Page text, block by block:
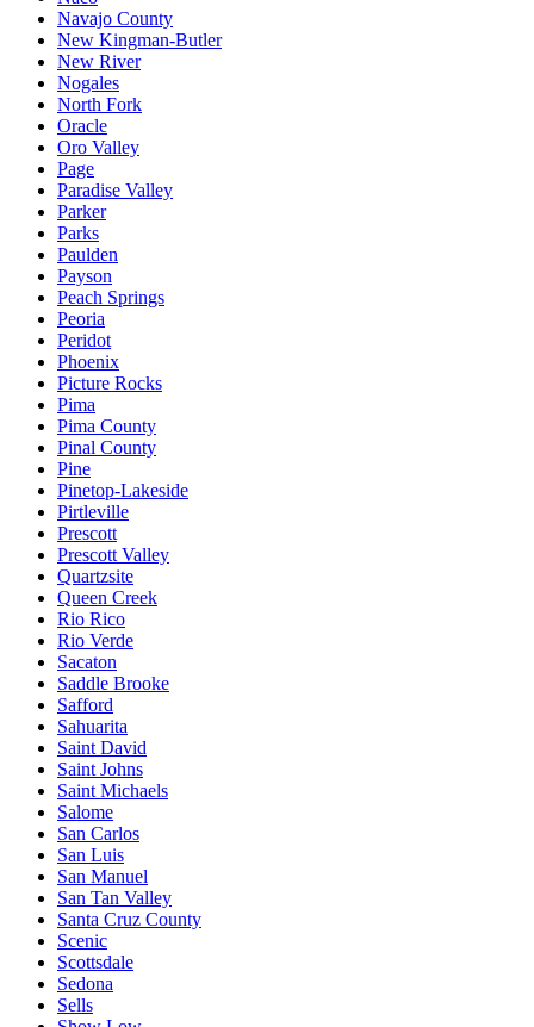
Navajo County
New Kingman-Butler
New River
Nogales
North Fork
Oracle
Oro Valley
Page
Paradise Valley
Parker
Parks
Paulden
Payson
Peach Springs
Peoria
Peridot
Phoenix
Picture Rocks
Pima
Pima County
Pinal County
Pine
Pinetop-Lakeside
Pirtleville
Prescott
Prescott Valley
Quartzsite
Queen Creek
Rio Rico
Rio Verde
Sacaton
Saddle Brooke
Safford
Sahuarita
Saint David
Saint Johns
Saint Michaels
Salome
San Carlos
San Luis
San Manuel
San Tan Valley
Santa Cruz County
Scenic
Scottsdale
Sedona
Sells